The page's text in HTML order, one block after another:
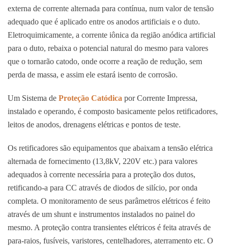
externa de corrente alternada para contínua, num valor de tensão
adequado que é aplicado entre os anodos artificiais e o duto.
Eletroquimicamente, a corrente iônica da região anódica artificial
para o duto, rebaixa o potencial natural do mesmo para valores
que o tornarão catodo, onde ocorre a reação de redução, sem
perda de massa, e assim ele estará isento de corrosão.
Um Sistema de Proteção Catódica por Corrente Impressa,
instalado e operando, é composto basicamente pelos retificadores,
leitos de anodos, drenagens elétricas e pontos de teste.
Os retificadores são equipamentos que abaixam a tensão elétrica
alternada de fornecimento (13,8kV, 220V etc.) para valores
adequados à corrente necessária para a proteção dos dutos,
retificando-a para CC através de diodos de silício, por onda
completa. O monitoramento de seus parâmetros elétricos é feito
através de um shunt e instrumentos instalados no painel do
mesmo. A proteção contra transientes elétricos é feita através de
para-raios, fusíveis, varistores, centelhadores, aterramento etc. O